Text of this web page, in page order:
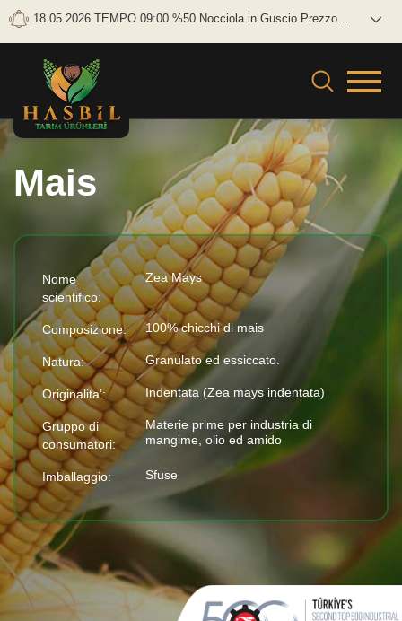
18.05.2026 TEMPO 09:00 %50 Nocciola in Guscio Prezzo
Mais
Nome
scientifico:
Zea Mays
Composizione: 100% chicchi di mais
Natura: Granulato ed essiccato.
Originalita’: Indentata (Zea mays indentata)
Gruppo di
consumatori:
Materie prime per industria di
mangime, olio ed amido
Imballaggio: Sfuse